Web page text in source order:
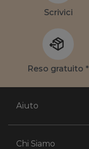
Scrivici
Reso gratuito *
Aiuto
Chi Siamo